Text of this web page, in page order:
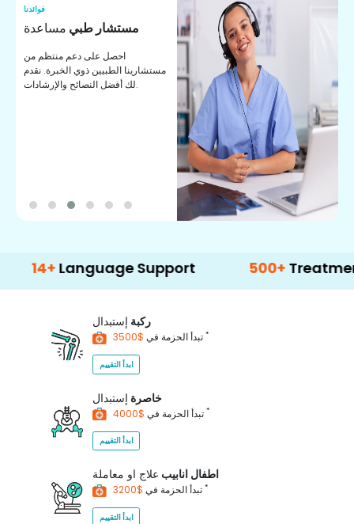
فوائدنا
مستشار طبي مساعدة
احصل على دعم منتظم من
مستشارينا الطبيين ذوي الخبرة. نقدم
لك أفضل النصائح والإرشادات.
Language Support 500+ Treatment
ركبة إستبدال
تبدأ الحزمة في *
ابدأ التقييم
خاصرة إستبدال
تبدأ الحزمة في *
ابدأ التقييم
اطفال انابيب علاج او معاملة
تبدأ الحزمة في *
ابدأ التقييم